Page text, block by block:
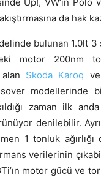
da hak
bulunan 1.0lt
motor 200nm
Skoda Karoq ve
modellerinde
zaman ilk
denilebilir.
1 tonluk ağırlığı
verilerinin
motor gücü ve